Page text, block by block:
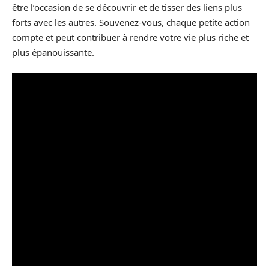
être l’occasion de se découvrir et de tisser des liens plus
forts avec les autres. Souvenez-vous, chaque petite action
compte et peut contribuer à rendre votre vie plus riche et
plus épanouissante.